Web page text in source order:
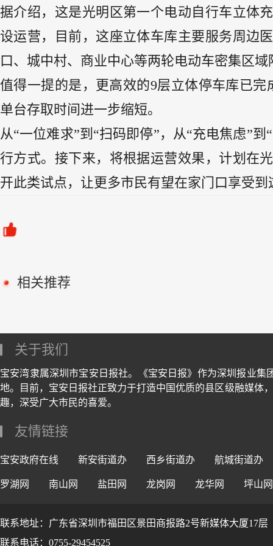
据介绍，这是光明区第一个电动自行车立体
设运营，目前，这座立体车库主要服务周边
口、城中村、商业中心等两轮电动车密集区域
值得一提的是，更高效的9层立体停车库已
单台存取时间进一步缩短。
从“一位难求”到“扫码即停”，从“充电焦虑”
行方式。接下来，将根据运营效果，计划在
开此类试点，让更多市民有望在家门口享受
相关推荐
关于我们
宝安湾隶属深圳市宝安日报社。《宝安日报》作为深圳报业
地。目前，宝安日报社正致力于打造中国优质的县区级融媒体
趣，深受广大市民的喜爱。
友情链接
宝安政府在线 新安街道办 西乡街道办 航城街道办
罗湖网 南山网 盐田网 龙岗网 龙华网 坪山网
联系地址：广东省深圳市福田区景田商报路2号新媒体大厦17层
联系电话：0755-29454525